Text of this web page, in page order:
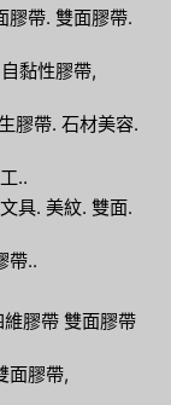
膠帶. 雙面膠帶.
黏性膠帶,
膠帶. 石材美容.
..
具. 美紋. 雙面.
帶..
膠帶 雙面膠帶
面膠帶,